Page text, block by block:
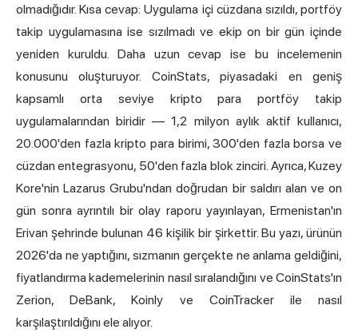
olmadığıdır. Kısa cevap: Uygulama içi cüzdana sızıldı, portföy
takip uygulamasına ise sızılmadı ve ekip on bir gün içinde
yeniden kuruldu. Daha uzun cevap ise bu incelemenin
konusunu oluşturuyor. CoinStats, piyasadaki en geniş
kapsamlı orta seviye kripto para portföy takip
uygulamalarından biridir — 1,2 milyon aylık aktif kullanıcı,
20.000'den fazla kripto para birimi, 300'den fazla borsa ve
cüzdan entegrasyonu, 50'den fazla blok zinciri. Ayrıca, Kuzey
Kore'nin Lazarus Grubu'ndan doğrudan bir saldırı alan ve on
gün sonra ayrıntılı bir olay raporu yayınlayan, Ermenistan'ın
Erivan şehrinde bulunan 46 kişilik bir şirkettir. Bu yazı, ürünün
2026'da ne yaptığını, sızmanın gerçekte ne anlama geldiğini,
fiyatlandırma kademelerinin nasıl sıralandığını ve CoinStats'ın
Zerion,DeBank, Koinly ve CoinTrackerile nasıl
karşılaştırıldığını ele alıyor.